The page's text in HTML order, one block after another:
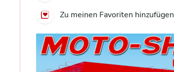
Zu meinen Favoriten hinzufügen